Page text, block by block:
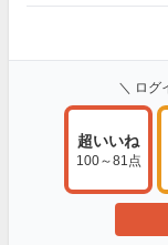
＼ ログ
超いいね
100～81点